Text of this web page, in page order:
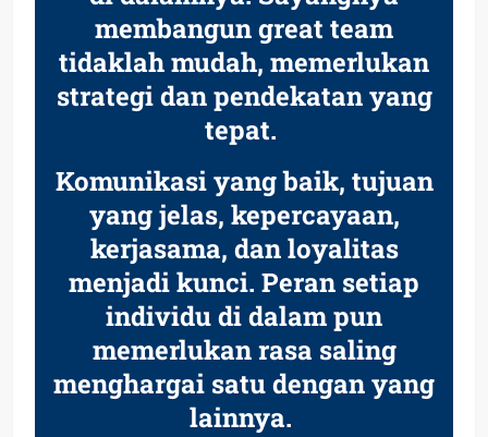
membangun great team
tidaklah mudah, memerlukan
strategi dan pendekatan yang
tepat.
Komunikasi yang baik, tujuan
yang jelas, kepercayaan,
kerjasama, dan loyalitas
menjadi kunci. Peran setiap
individu di dalam pun
memerlukan rasa saling
menghargai satu dengan yang
lainnya.